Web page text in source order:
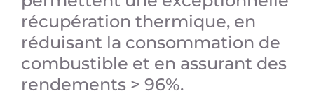
récupération thermique, en
réduisant la consommation de
combustible et en assurant des
rendements > 96%.